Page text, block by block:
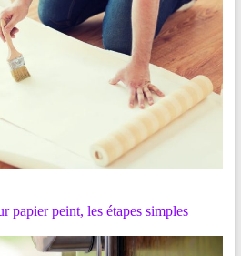
papier peint, les étapes simples